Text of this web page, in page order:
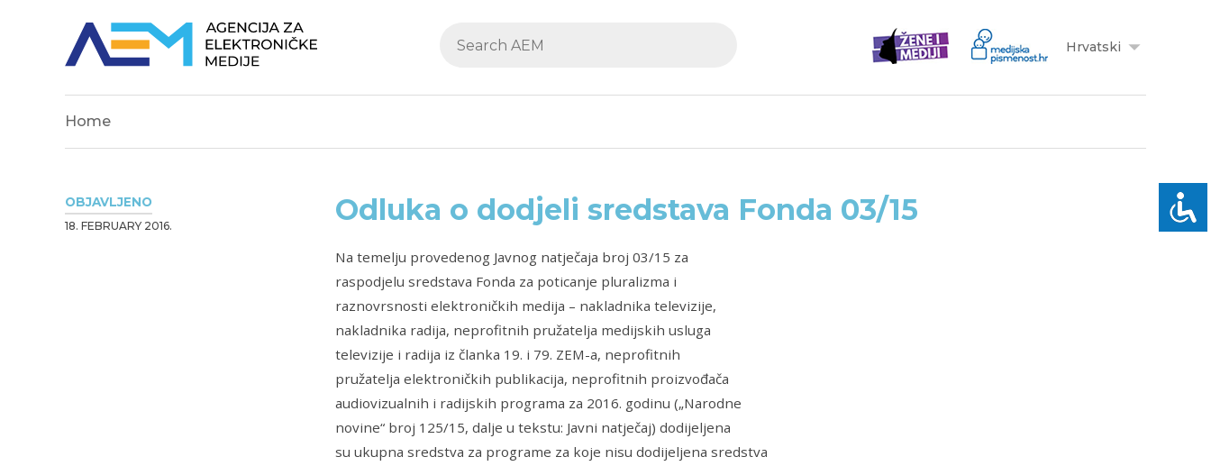
Hrvatski
Home
OBJAVLJENO
18. FEBRUARY 2016. Odluka o dodjeli sredstava Fonda 03/15
Na temelju provedenog Javnog natječaja broj 03/15 za
raspodjelu sredstava Fonda za poticanje pluralizma i
raznovrsnosti elektroničkih medija – nakladnika televizije,
nakladnika radija, neprofitnih pružatelja medijskih usluga
televizije i radija iz članka 19. i 79. ZEM-a, neprofitnih
pružatelja elektroničkih publikacija, neprofitnih proizvođača
audiovizualnih i radijskih programa za 2016. godinu („Narodne
novine“ broj 125/15, dalje u tekstu: Javni natječaj) dodijeljena
su ukupna sredstva za programe za koje nisu dodijeljena sredstva